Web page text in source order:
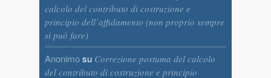
calcolo del contributo di costruzione e
principio dell’affidamento (non proprio sempre
si può fare)
Anonimosu Correzione postuma del calcolo
del contributo di costruzione e principio